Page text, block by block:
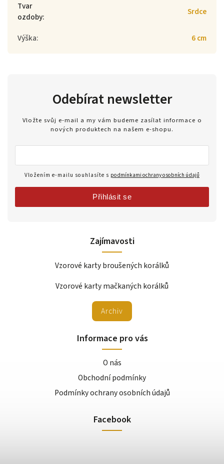
Tvar
ozdoby: Srdce
Výška: 6 cm
Zajímavosti
Vzorové karty broušených korálků
Vzorové karty mačkaných korálků
Archiv
Odebírat newsletter
Vložte svůj e-mail a my vám budeme zasílat informace o
nových produktech na našem e-shopu.
Vložením e-mailu souhlasíte s podmínkami ochrany osobních údajů
Přihlásit se
Informace pro vás
O nás
Obchodní podmínky
Podmínky ochrany osobních údajů
Facebook